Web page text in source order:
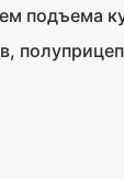
подъема